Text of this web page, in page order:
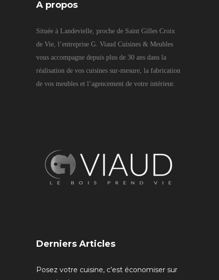
A propos
Située à Landevielle, proche de Saint Gilles Croix
de Vie, l’entreprise G. Viaud Cuisines & Meubles
vous accompagne depuis plus de 30 ans dans la
réalisation de vos cuisines sur-mesure, la fabrication
de vos meubles et l’agencement de votre intérieur.
Derniers Articles
Posez votre cuisine, c’est économiser sur